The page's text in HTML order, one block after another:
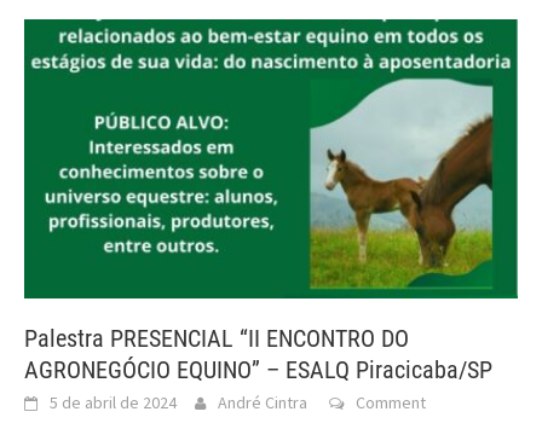
Palestra PRESENCIAL “II ENCONTRO DO
AGRONEGÓCIO EQUINO” – ESALQ Piracicaba/SP
5 de abril de 2024 André Cintra Comment